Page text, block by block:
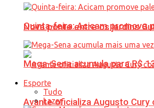
Nova ponte entre os jardins
Avante oficializa Augusto
Quinta-feira: Acicam promove
Mega-Sena acumula para R$
Esporte
Tudo
Lazer